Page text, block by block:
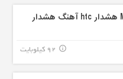
92 کیلوبایت info_outline